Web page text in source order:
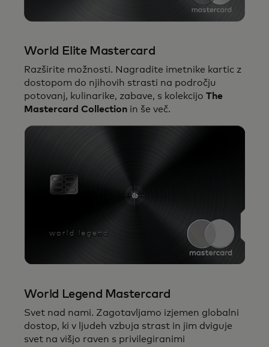
brezhibno digitalno integracijo,vrhunsko
sprejemanje in storitve.
World Elite Mastercard
Razširite možnosti. Nagradite imetnike kartic z
dostopom do njihovih strasti na področju
potovanj, kulinarike, zabave, s kolekcijo The
Mastercard Collection in še več.
World Legend Mastercard
Svet nad nami. Zagotavljamo izjemen globalni
dostop, ki v ljudeh vzbuja strast in jim dviguje
svet na višjo raven s privilegiranimi